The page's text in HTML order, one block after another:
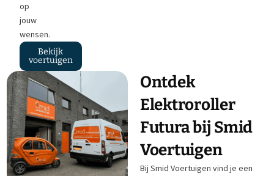
op
jouw
wensen.
Bekijk
voertuigen
Ontdek
Elektroroller
Futura bij Smid
Voertuigen
Bij Smid Voertuigen vind je een